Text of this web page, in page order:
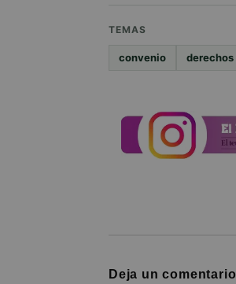
TEMAS
convenio derechos
Deja un comentario